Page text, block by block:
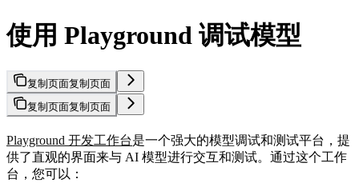
使用 Playground 调试模型
复制页面复制页面
复制页面复制页面
Playground 开发工作台是一个强大的模型调试和测试平台，提
供了直观的界面来与 AI 模型进行交互和测试。通过这个工作
台，您可以：